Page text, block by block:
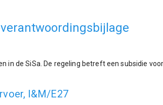
in de SiSa. De regeling betreft een subsidie
I&M/E27